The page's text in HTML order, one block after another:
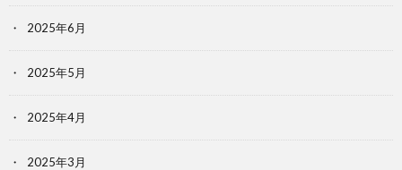
2025年6月
2025年5月
2025年4月
2025年3月